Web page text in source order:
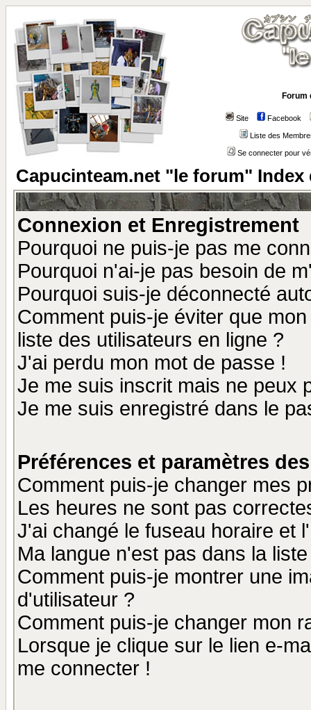
Forum
Site Facebook
Liste des
Se connecter pour
Capucinteam.net "le forum" Index
Connexion et Enregistrement
Pourquoi ne puis-je pas me
Pourquoi n'ai-je pas besoin de
Pourquoi suis-je déconnecté
Comment puis-je éviter que
liste des utilisateurs en ligne ?
J'ai perdu mon mot de passe !
Je me suis inscrit mais ne peux
Je me suis enregistré dans le
Préférences et paramètres
Comment puis-je changer mes
Les heures ne sont pas
J'ai changé le fuseau horaire et
Ma langue n'est pas dans la
Comment puis-je montrer une
d'utilisateur ?
Comment puis-je changer mon
Lorsque je clique sur le lien e-
me connecter !